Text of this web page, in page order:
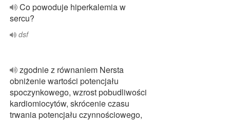
Co powoduje hiperkalemia w
sercu?
dsf
zgodnie z równaniem Nersta
obniżenie wartości potencjału
spoczynkowego, wzrost pobudliwości
kardiomiocytów, skrócenie czasu
trwania potencjału czynnościowego,